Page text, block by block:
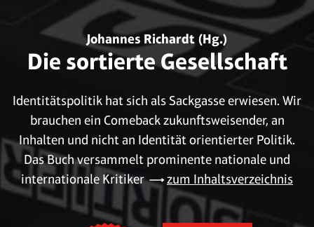
Johannes Richardt (Hg.)
Die sortierte Gesellschaft
Identitätspolitik hat sich als Sackgasse erwiesen. Wir
brauchen ein Comeback zukunftsweisender, an
Inhalten und nicht an Identität orientierter Politik.
Das Buch versammelt prominente nationale und
internationale Kritiker
zum Inhaltsverzeichnis